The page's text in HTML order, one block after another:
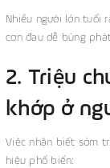
Nhiều người lớn tuổi
cơn đau dễ bùng
2. Triệu
khớp ở
Việc nhận biết sớm
hiệu phổ biến: